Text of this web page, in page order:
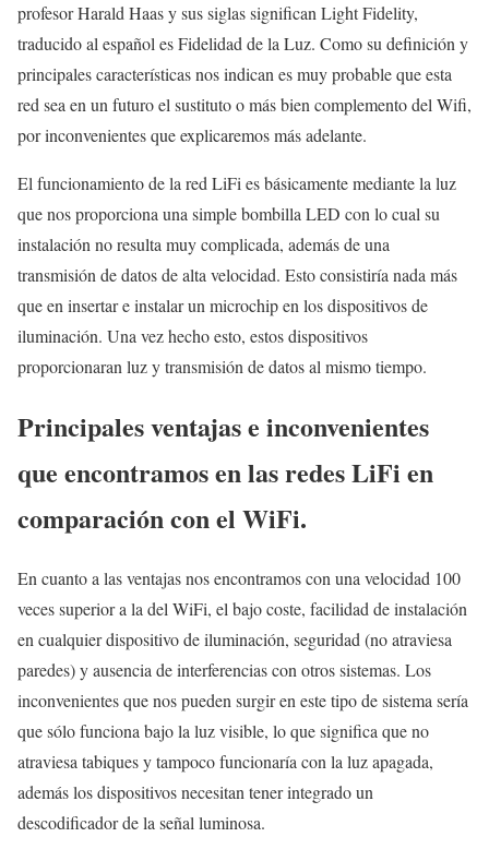
profesor Harald Haas y sus siglas significan Light Fidelity,
traducido al español es Fidelidad de la Luz. Como su definición y
principales características nos indican es muy probable que esta
red sea en un futuro el sustituto o más bien complemento del Wifi,
por inconvenientes que explicaremos más adelante.
El funcionamiento de la red LiFi es básicamente mediante la luz
que nos proporciona una simple bombilla LED con lo cual su
instalación no resulta muy complicada, además de una
transmisión de datos de alta velocidad. Esto consistiría nada más
que en insertar e instalar un microchip en los dispositivos de
iluminación. Una vez hecho esto, estos dispositivos
proporcionaran luz y transmisión de datos al mismo tiempo.
Principales ventajas e inconvenientes
que encontramos en las redes LiFi en
comparación con el WiFi.
En cuanto a las ventajas nos encontramos con una velocidad 100
veces superior a la del WiFi, el bajo coste, facilidad de instalación
en cualquier dispositivo de iluminación, seguridad (no atraviesa
paredes) y ausencia de interferencias con otros sistemas. Los
inconvenientes que nos pueden surgir en este tipo de sistema sería
que sólo funciona bajo la luz visible, lo que significa que no
atraviesa tabiques y tampoco funcionaría con la luz apagada,
además los dispositivos necesitan tener integrado un
descodificador de la señal luminosa.